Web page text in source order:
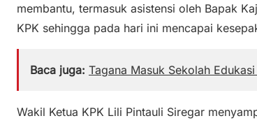
membantu, termasuk asistensi oleh Bapak
KPK sehingga pada hari ini mencapai
Baca juga: Tagana Masuk Sekolah
Wakil Ketua KPK Lili Pintauli Siregar